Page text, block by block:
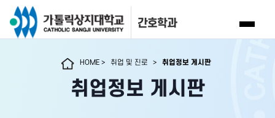
간호학과
HOME> 취업 및 진로 > 취업정보 게시판
취업정보 게시판